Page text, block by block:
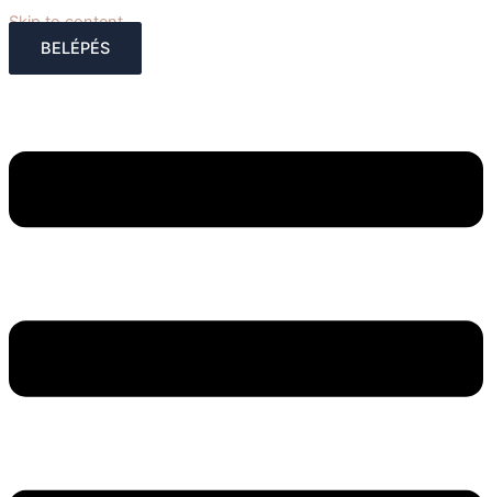
Skip to content
BELÉPÉS